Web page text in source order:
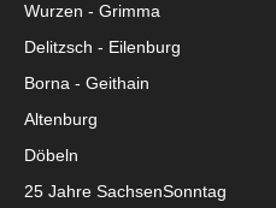
Wurzen - Grimma
Delitzsch - Eilenburg
Borna - Geithain
Altenburg
Döbeln
25 Jahre SachsenSonntag